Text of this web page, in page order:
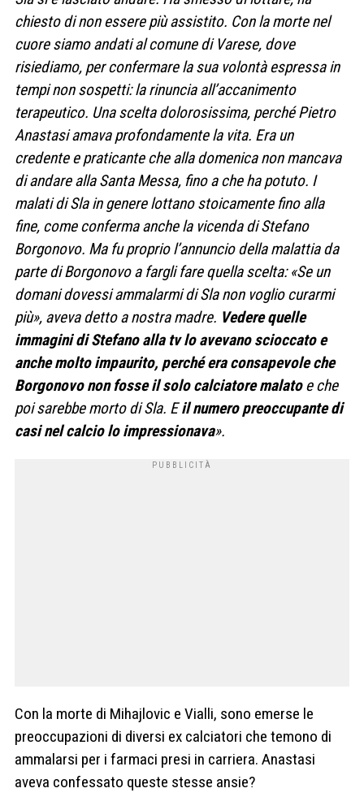
chiesto di non essere più assistito. Con la morte nel
cuore siamo andati al comune di Varese, dove
risiediamo, per confermare la sua volontà espressa in
tempi non sospetti: la rinuncia all’accanimento
terapeutico. Una scelta dolorosissima, perché Pietro
Anastasi amava profondamente la vita. Era un
credente e praticante che alla domenica non mancava
di andare alla Santa Messa, fino a che ha potuto. I
malati di Sla in genere lottano stoicamente fino alla
fine, come conferma anche la vicenda di Stefano
Borgonovo. Ma fu proprio l’annuncio della malattia da
parte di Borgonovo a fargli fare quella scelta: «Se un
domani dovessi ammalarmi di Sla non voglio curarmi
più», aveva detto a nostra madre. Vedere quelle
immagini di Stefano alla tv lo avevano scioccato e
anche molto impaurito, perché era consapevole che
Borgonovo non fosse il solo calciatore malatoe che
poi sarebbe morto di Sla. Eil numero preoccupante di
casi nel calcio lo impressionava».
Con la morte di Mihajlovic e Vialli, sono emerse le
preoccupazioni di diversi ex calciatori che temono di
ammalarsi per i farmaci presi in carriera. Anastasi
aveva confessato queste stesse ansie?